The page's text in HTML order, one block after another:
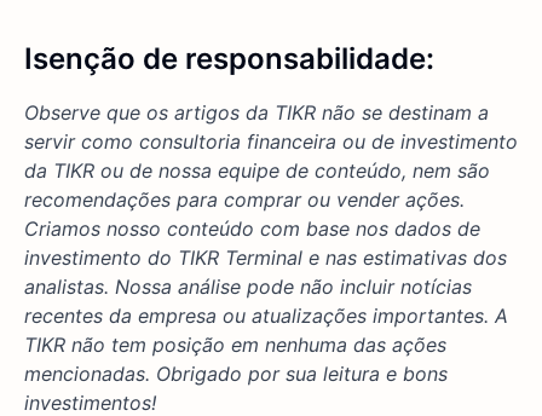
Isenção de responsabilidade:
Observe que os artigos da TIKR não se destinam a
servir como consultoria financeira ou de investimento
da TIKR ou de nossa equipe de conteúdo, nem são
recomendações para comprar ou vender ações.
Criamos nosso conteúdo com base nos dados de
investimento do TIKR Terminal e nas estimativas dos
analistas. Nossa análise pode não incluir notícias
recentes da empresa ou atualizações importantes. A
TIKR não tem posição em nenhuma das ações
mencionadas. Obrigado por sua leitura e bons
investimentos!